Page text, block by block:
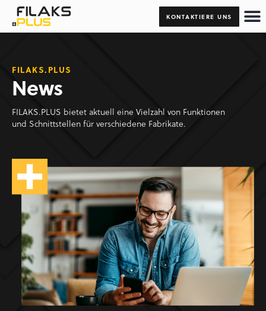
KONTAKTIERE UNS
FILAKS.PLUS
News
FILAKS.PLUS bietet aktuell eine Vielzahl von Funktionen
und Schnittstellen für verschiedene Fabrikate.